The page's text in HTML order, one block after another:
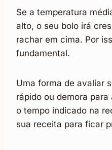
Se a temperatura
alto, o seu bolo irá
rachar em cima. Por
fundamental.
Uma forma de avaliar
rápido ou demora
o tempo indicado na
sua receita para ficar